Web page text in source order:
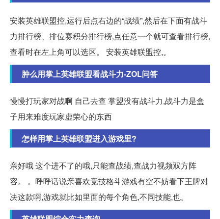
安装英雄联盟控,运行后点右边的“战绩”,然后在下面有战斗
力排行榜、排位赛积分排行榜,点任意一个就可查看排行榜,
查看时在左上角可以选区。 安装英雄联盟控,。
肿么用掌上英雄联盟看战斗力-ZOL问答
慢慢打玩家对战啊 自己去查 掌盟没有战斗力,战斗力是盒
子用来难度玩家虚荣心的东西
怎样用掌上英雄联盟进入游戏里?
亲好哦 这个进不了的哦,只能查战绩,查战力视频双方阵
容。 。呼呼话说亲喜欢竞技格斗游戏有空不妨看下王牌对
决这款啊,游戏就比如里面的每个角色,不同技能,也。